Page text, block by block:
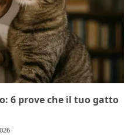
6 prove che il tuo gatto